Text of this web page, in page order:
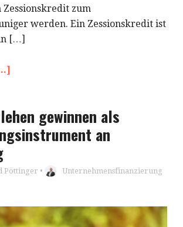
zum
werden. Ein Zessionskredit ist
[…]
gewinnen als
an
Pöttinger • Unternehmensfinanzierung